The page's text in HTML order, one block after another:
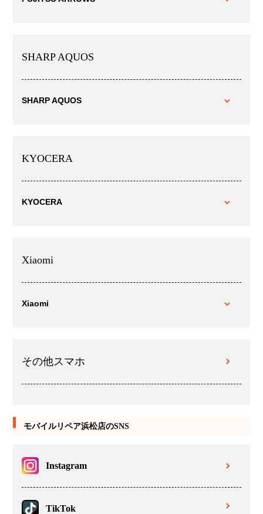
SHARP AQUOS
SHARP AQUOS
KYOCERA
KYOCERA
Xiaomi
Xiaomi
その他スマホ
モバイルリペア浜松店のSNS
Instagram
TikTok